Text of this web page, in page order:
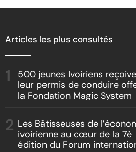
Articles les plus consultés
500 jeunes Ivoiriens
leur permis de conduire
la Fondation Magic System
Les Bâtisseuses de
ivoirienne au cœur de la 7è
édition du Forum